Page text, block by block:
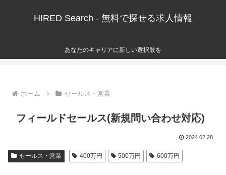
HIRED Search - 無料で探せる求人情報
あなたのキャリアに新しい選択肢を
ホーム セールス・営業
フィールドセールス(新規問い合わせ対応)
2024.02.28
セールス・営業 400万円 500万円 600万円